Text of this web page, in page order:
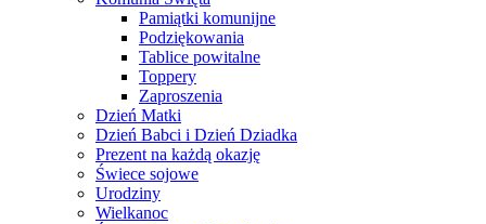
Pamiątki komunijne
Podziękowania
Tablice powitalne
Toppery
Zaproszenia
Dzień Matki
Dzień Babci i Dzień Dziadka
Prezent na każdą okazję
Świece sojowe
Urodziny
Wielkanoc